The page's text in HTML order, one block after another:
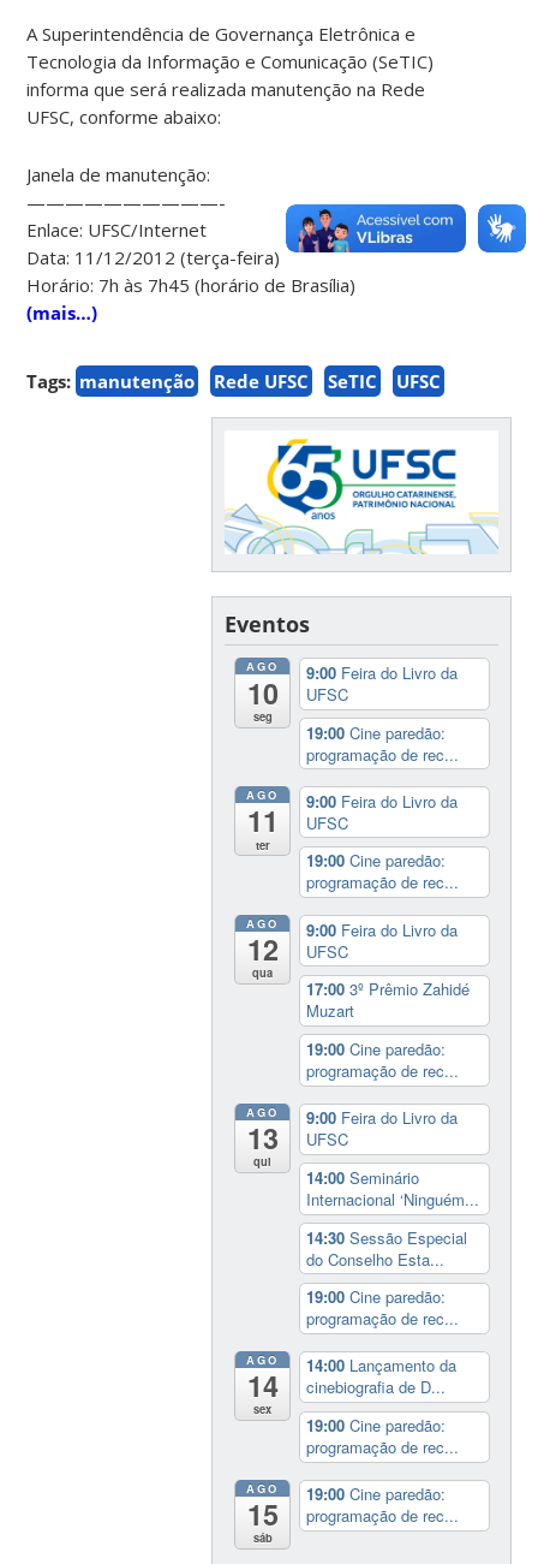
A Superintendência de Governança Eletrônica e
Tecnologia da Informação e Comunicação (SeTIC)
informa que será realizada manutenção na Rede
UFSC, conforme abaixo:
Janela de manutenção:
——————————-
Enlace: UFSC/Internet
Data: 11/12/2012 (terça-feira)
Horário: 7h às 7h45 (horário de Brasília)
(mais…)
Tags: manutenção Rede UFSC SeTIC UFSC
Eventos
AGO
10
seg
9:00 Feira do Livro da
UFSC
19:00Cine paredão:
programação de rec...
AGO
11
ter
9:00 Feira do Livro da
UFSC
19:00Cine paredão:
programação de rec...
AGO
12
qua
9:00 Feira do Livro da
UFSC
17:003º Prêmio Zahidé
Muzart
19:00Cine paredão:
programação de rec...
AGO
13
qui
9:00 Feira do Livro da
UFSC
14:00Seminário
Internacional ‘Ninguém...
14:30Sessão Especial
do Conselho Esta...
19:00Cine paredão:
programação de rec...
AGO
14
sex
14:00 Lançamento da
cinebiografia de D...
19:00Cine paredão:
programação de rec...
AGO
15
sáb
19:00Cine paredão:
programação de rec...